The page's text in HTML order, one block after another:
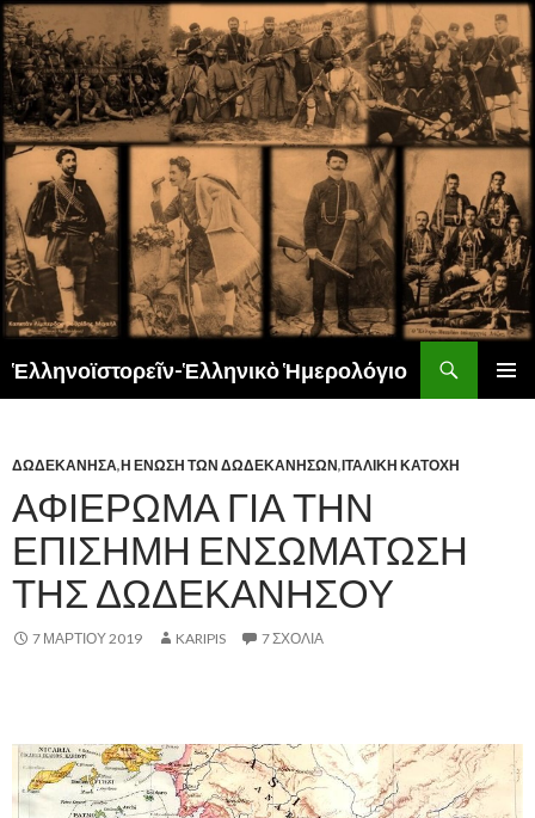
Ἑλληνοϊστορεῖν-Ἑλληνικὸ Ἡμερολόγιο
ΔΩΔΕΚΑΝΗΣΑ,Η ΕΝΩΣΗ ΤΩΝ ΔΩΔΕΚΑΝΗΣΩΝ,ΙΤΑΛΙΚΗ ΚΑΤΟΧΗ
ΑΦΙΕΡΩΜΑ ΓΙΑ ΤΗΝ
ΕΠΙΣΗΜΗ ΕΝΣΩΜΑΤΩΣΗ
ΤΗΣ ΔΩΔΕΚΑΝΗΣΟΥ
7 ΜΑΡΤΊΟΥ 2019 KARIPIS 7 ΣΧΌΛΙΑ